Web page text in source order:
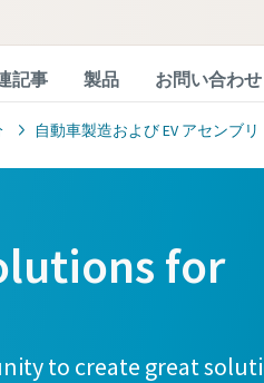
記事 製品 お問い合わせ
自動車製造および EV アセンブリ
for
to create great